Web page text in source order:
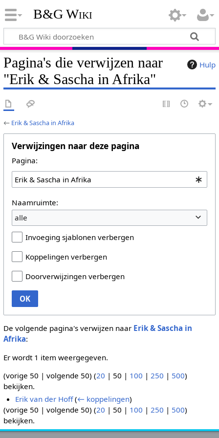
B&G Wiki
Hulp
Pagina's die verwijzen naar
"Erik & Sascha in Afrika"
← Erik & Sascha in Afrika
Verwijzingen naar deze pagina
Pagina:
Naamruimte:
alle
Invoeging sjablonen verbergen
Koppelingen verbergen
Doorverwijzingen verbergen
OK
De volgende pagina's verwijzen naar Erik & Sascha in
Afrika:
Er wordt 1 item weergegeven.
(vorige 50 | volgende 50) (20 | 50 | 100 | 250 | 500)
bekijken.
Erik van der Hoff (← koppelingen)
(vorige 50 | volgende 50) (20 | 50 | 100 | 250 | 500)
bekijken.